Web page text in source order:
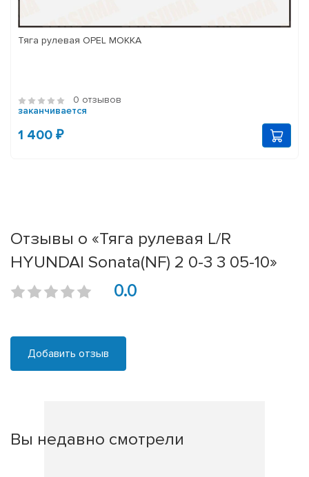
Тяга рулевая OPEL MOKKA
0 отзывов
заканчивается
1 400 ₽
Отзывы о «Тяга рулевая L/R
HYUNDAI Sonata(NF) 2 0-3 3 05-10»
0.0
Добавить отзыв
Вы недавно смотрели